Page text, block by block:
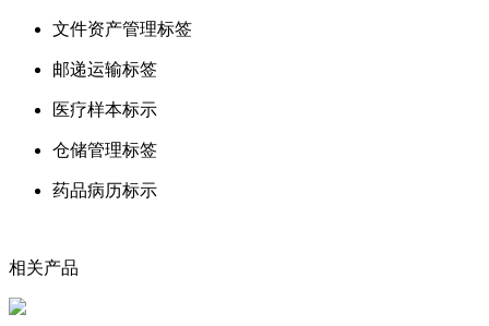
文件资产管理标签
邮递运输标签
医疗样本标示
仓储管理标签
药品病历标示
相关产品